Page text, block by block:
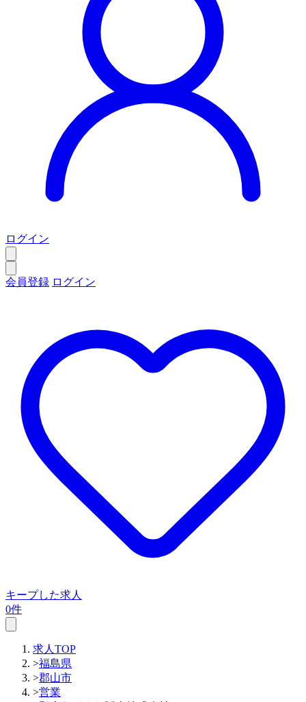
ログイン
会員登録 ログイン
キープした求人
0件
求人TOP
>福島県
>郡山市
>営業